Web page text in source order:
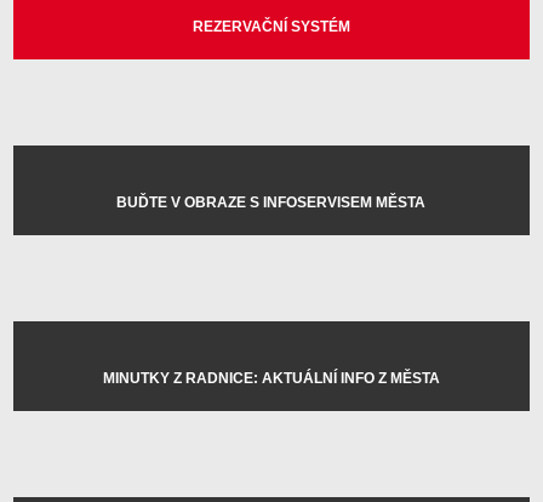
REZERVAČNÍ SYSTÉM
BUĎTE V OBRAZE S INFOSERVISEM MĚSTA
MINUTKY Z RADNICE: AKTUÁLNÍ INFO Z MĚSTA